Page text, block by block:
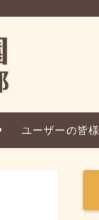
ユーザーの皆様